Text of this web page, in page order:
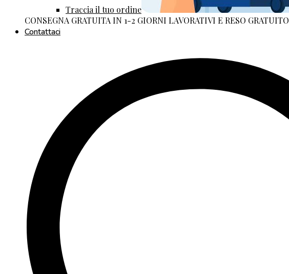
Traccia il tuo ordine
CONSEGNA GRATUITA IN 1-2 GIORNI LAVORATIVI E RESO GRATUITO
Contattaci